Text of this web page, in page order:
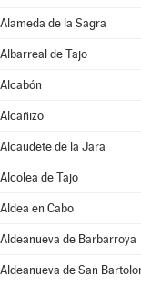
Alameda de la Sagra
Albarreal de Tajo
Alcabón
Alcañizo
Alcaudete de la Jara
Alcolea de Tajo
Aldea en Cabo
Aldeanueva de Barbarroya
Aldeanueva de San